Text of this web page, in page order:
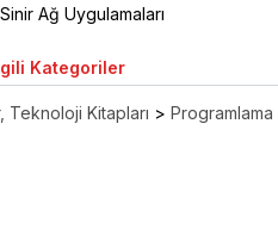
Ağ Uygulamaları
Kategoriler
Teknoloji Kitapları > Programlama